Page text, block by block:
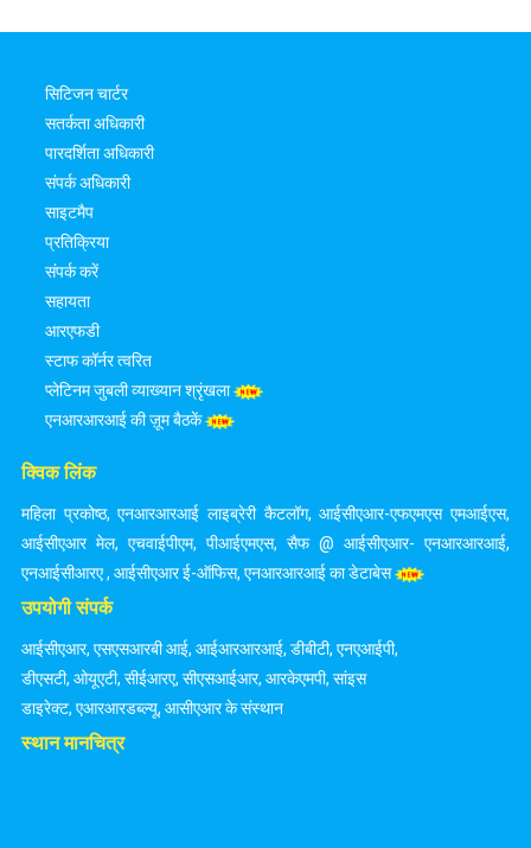
सिटिजन चार्टर
सतर्कता अधिकारी
पारदर्शिता अधिकारी
संपर्क अधिकारी
साइटमैप
प्रतिक्रिया
संपर्क करें
सहायता
आरएफडी
स्टाफ कॉर्नर त्वरित
प्लेटिनम जुबली व्याख्यान श्रृंखला
एनआरआरआई की ज़ूम बैठकें
क्विक लिंक
महिला प्रकोष्ठ, एनआरआरआई लाइब्रेरी कैटलॉग, आईसीएआर-एफएमएस एमआईएस,
आईसीएआर मेल, एचवाईपीएम, पीआईएमएस, सैफ @ आईसीएआर- एनआरआरआई,
एनआईसीआरए, आईसीएआर ई-ऑफिस, एनआरआरआई का डेटाबेस
उपयोगी संपर्क
आईसीएआर, एसएसआरबी आई, आईआरआरआई, डीबीटी, एनएआईपी,
डीएसटी, ओयूएटी, सीईआरए, सीएसआईआर, आरकेएमपी, सांइस
डाइरेक्ट, एआरआरडब्ल्यू, आसीएआर के संस्थान
स्थान मानचित्र